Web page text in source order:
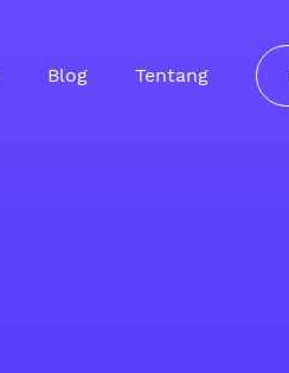
Blog Tentang